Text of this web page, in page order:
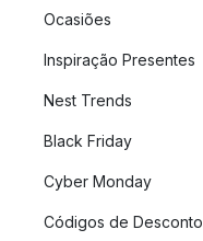
Ocasiões
Inspiração Presentes
Nest Trends
Black Friday
Cyber Monday
Códigos de Desconto